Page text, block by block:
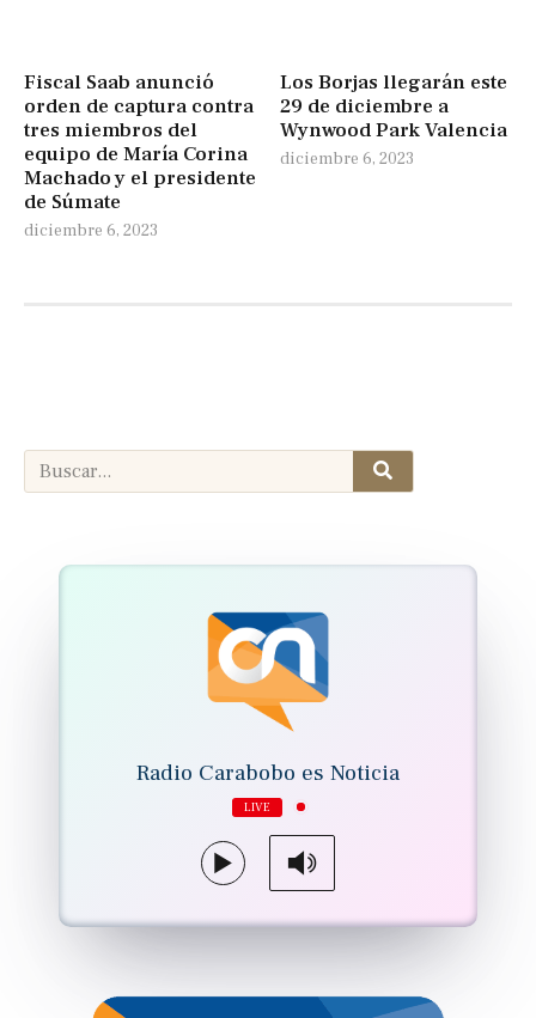
Fiscal Saab anunció
orden de captura contra
tres miembros del
equipo de María Corina
Machado y el presidente
de Súmate
diciembre 6, 2023
Los Borjas llegarán este
29 de diciembre a
Wynwood Park Valencia
diciembre 6, 2023
Search
Radio Carabobo es Noticia
LIVE